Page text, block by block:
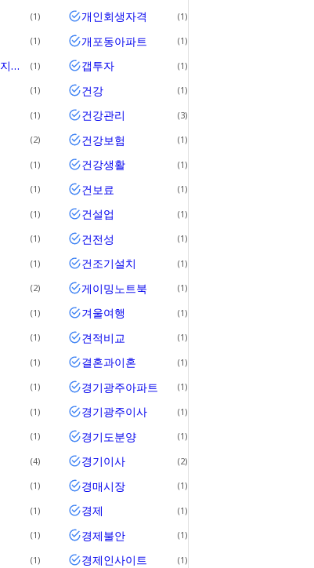
1 개인회생자격 1
1 개포동아파트 1
개포자이프레지던스 1 갭투자 1
1 건강 1
1 건강관리 3
2 건강보험 1
1 건강생활 1
1 건보료 1
1 건설업 1
1 건전성 1
1 건조기설치 1
2 게이밍노트북 1
1 겨울여행 1
1 견적비교 1
1 결혼과이혼 1
1 경기광주아파트 1
1 경기광주이사 1
1 경기도분양 1
4 경기이사 2
1 경매시장 1
1 경제 1
1 경제불안 1
1 경제인사이트 1